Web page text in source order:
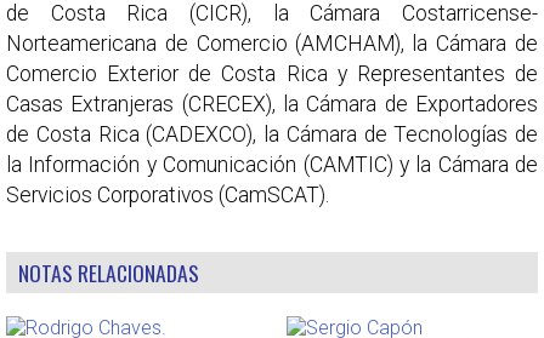
de Costa Rica (CICR), la Cámara Costarricense-
Norteamericana de Comercio (AMCHAM), la Cámara de
Comercio Exterior de Costa Rica y Representantes de
Casas Extranjeras (CRECEX), la Cámara de Exportadores
de Costa Rica (CADEXCO), la Cámara de Tecnologías de
la Información y Comunicación (CAMTIC) y la Cámara de
Servicios Corporativos (CamSCAT).
NOTAS RELACIONADAS